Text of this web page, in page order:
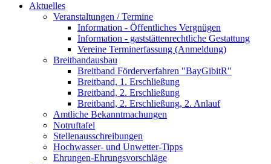
Aktuelles
Veranstaltungen / Termine
Information - Öffentliches Vergnügen
Information - gaststättenrechtliche Gestattung
Vereine Terminerfassung (Anmeldung)
Breitbandausbau
Breitband Förderverfahren "BayGibitR"
Breitband, 1. Erschließung
Breitband, 2. Erschließung
Breitband, 2. Erschließung, 2. Anlauf
Amtliche Bekanntmachungen
Notruftafel
Stellenausschreibungen
Hochwasser- und Unwetter-Tipps
Ehrungen-Ehrungsvorschläge